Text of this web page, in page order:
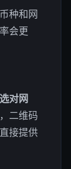
种和网
会更
对网
二维码
接提供